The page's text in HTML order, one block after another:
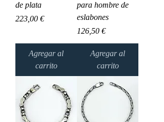
de plata
Precio
223,00 €
Agregar al
carrito
para hombre de
eslabones
Precio
126,50 €
Agregar al
carrito